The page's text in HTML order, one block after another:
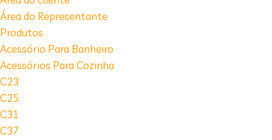
Área do Representante
Produtos
Acessório Para Banheiro
Acessórios Para Cozinha
C23
C25
C31
C37